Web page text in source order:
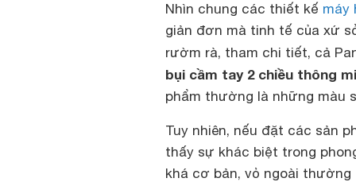
Nhìn chung các thiết kế máy
giản đơn mà tinh tế của xứ
rườm rà, tham chi tiết, cả
bụi cầm tay 2 chiều thông
phẩm thường là những màu
Tuy nhiên, nếu đặt các sản
thấy sự khác biệt trong
khá cơ bản, vỏ ngoài